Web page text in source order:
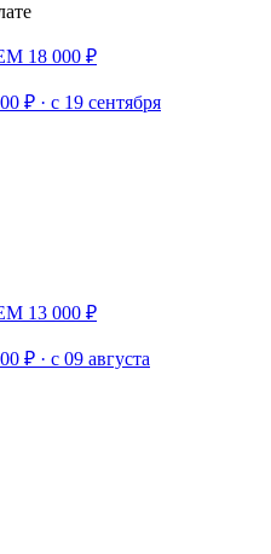
в офтальмологии: теория и
18 000 ₽
₽ · с 19 сентября
13 000 ₽
₽ · с 09 августа